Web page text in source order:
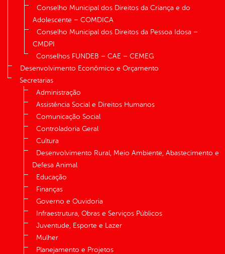
Conselho Municipal dos Direitos da Criança e do
Adolescente – COMDICA
Conselho Municipal dos Direitos da Pessoa Idosa –
CMDPI
Conselhos FUNDEB – CAE – CEMEG
Desenvolvimento Econômico e Orçamento
Secretarias
Administração
Assistência Social e Direitos Humanos
Comunicação Social
Controladoria Geral
Cultura
Desenvolvimento Rural, Meio Ambiente, Abastecimento e
Defesa Animal
Educação
Finanças
Governo e Ouvidoria
Infraestrutura, Obras e Serviços Públicos
Juventude, Esporte e Lazer
Mulher
Planejamento e Projetos